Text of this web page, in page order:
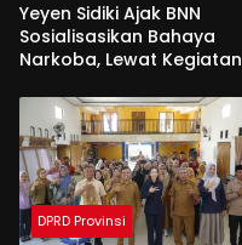
Yeyen Sidiki Ajak BNN
Sosialisasikan Bahaya
Narkoba, Lewat Kegiatan
DPRD Provinsi